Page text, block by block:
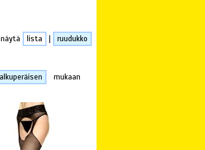
lista ruudukko
alkuperäisen mukaan